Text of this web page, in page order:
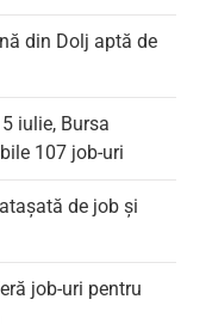
din Dolj aptă de
iulie, Bursa
107 job-uri
de job și
job-uri pentru